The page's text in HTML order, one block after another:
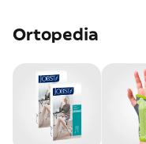
Ortopedia